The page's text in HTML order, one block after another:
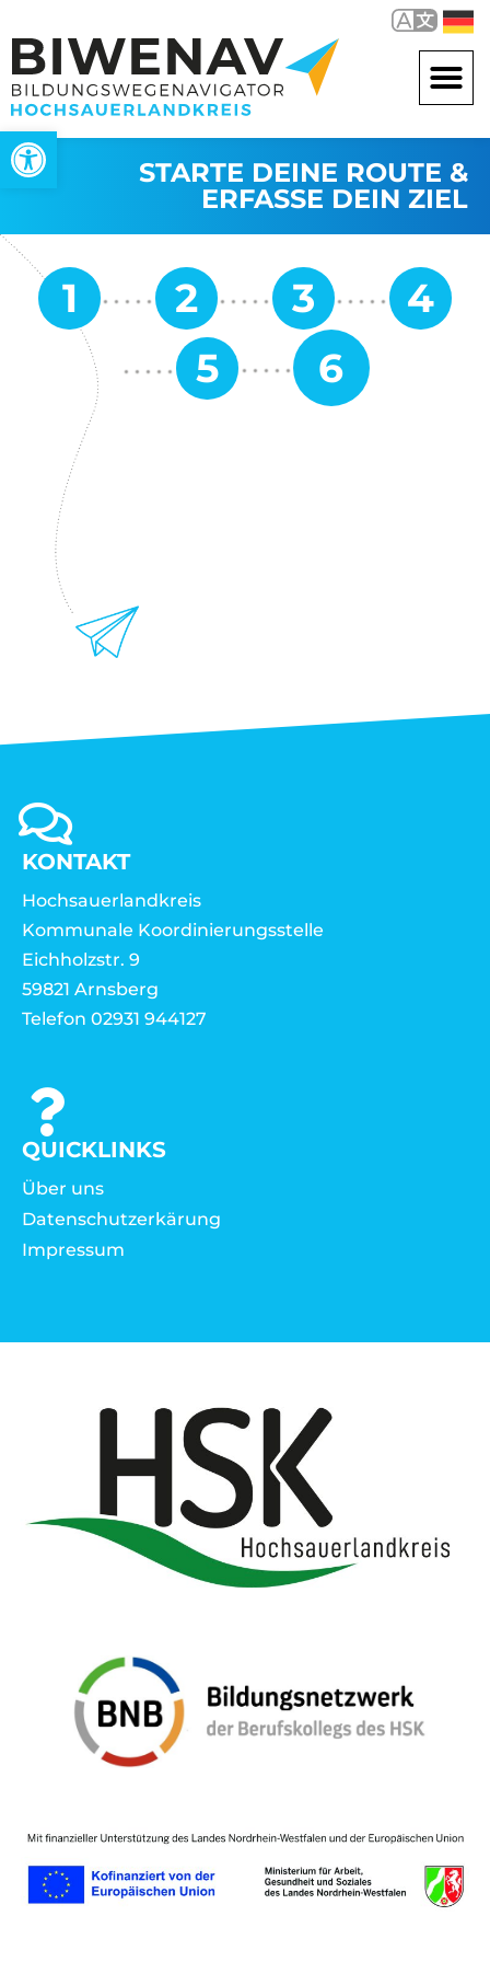
Werkzeugleiste öffnen
STARTE DEINE ROUTE &
ERFASSE DEIN ZIEL
KONTAKT
Hochsauerlandkreis
Kommunale Koordinierungsstelle
Eichholzstr. 9
59821 Arnsberg
Telefon 02931 944127
QUICKLINKS
Über uns
Datenschutzerkärung
Impressum